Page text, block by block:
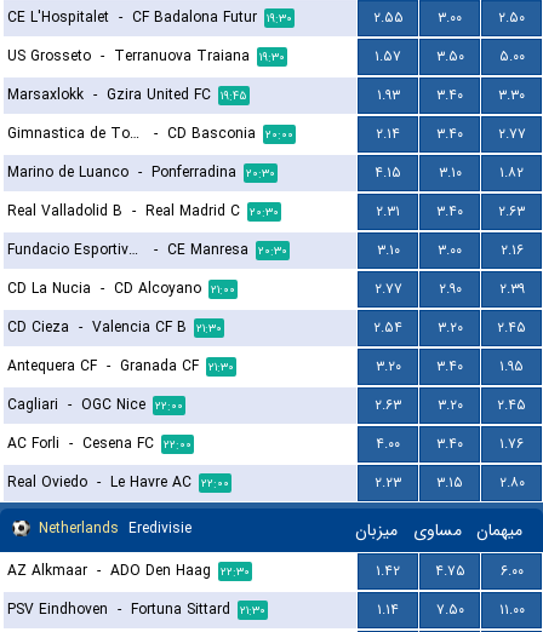
CE L'Hospitalet - CF Badalona Futur ۱۹:۳۰ ۲.۵۵ ۳.۰۰
۲.۵۰
US Grosseto - Terranuova Traiana ۱۹:۳۰ ۱.۵۷ ۳.۵۰
۵.۰۰
Marsaxlokk - Gzira United FC ۱۹:۴۵ ۱.۹۳ ۳.۴۰
۳.۳۰
Gimnastica de Torrelavega
- CD Basconia ۲۰:۰۰ ۲.۱۴ ۳.۴۰
۲.۷۷
Marino de Luanco - Ponferradina ۲۰:۳۰ ۴.۱۵ ۳.۱۰
۱.۸۲
Real Valladolid B - Real Madrid C ۲۰:۳۰ ۲.۳۱ ۳.۴۰
۲.۶۳
Fundacio Esportiva Grama
- CE Manresa ۲۰:۳۰ ۳.۱۰ ۳.۰۰
۲.۱۶
CD La Nucia - CD Alcoyano ۲۱:۰۰ ۲.۷۷ ۲.۹۰
۲.۳۹
CD Cieza - Valencia CF B ۲۱:۳۰ ۲.۵۴ ۳.۲۰
۲.۴۵
Antequera CF - Granada CF ۲۱:۳۰ ۳.۲۰ ۳.۴۰
۱.۹۵
Cagliari - OGC Nice ۲۲:۰۰ ۲.۶۳ ۳.۲۰
۲.۴۵
AC Forli - Cesena FC ۲۲:۰۰ ۴.۰۰ ۳.۴۰
۱.۷۶
Real Oviedo - Le Havre AC ۲۲:۰۰ ۲.۲۳ ۳.۱۵
۲.۸۰
Netherlands Eredivisie میزبان مساوی میهمان
AZ Alkmaar - ADO Den Haag ۲۲:۳۰ ۱.۴۲ ۴.۷۵
۶.۰۰
PSV Eindhoven - Fortuna Sittard ۲۱:۳۰ ۱.۱۴ ۷.۵۰
۱۱.۰۰